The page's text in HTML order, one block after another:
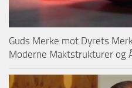
Guds Merke mot Dyrets
Moderne Maktstrukturer og